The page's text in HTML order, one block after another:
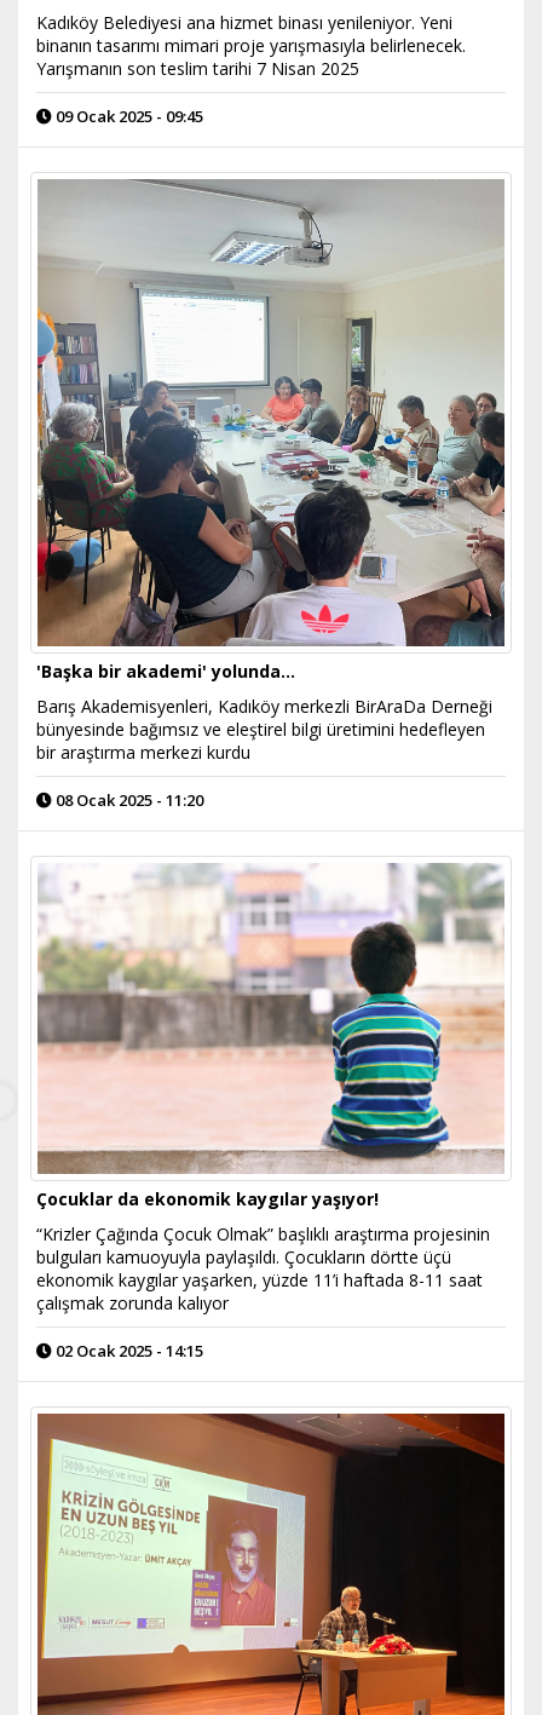
Kadıköy Belediyesi ana hizmet binası yenileniyor. Yeni
binanın tasarımı mimari proje yarışmasıyla belirlenecek.
Yarışmanın son teslim tarihi 7 Nisan 2025
09 Ocak 2025 - 09:45
'Başka bir akademi' yolunda...
Barış Akademisyenleri, Kadıköy merkezli BirAraDa Derneği
bünyesinde bağımsız ve eleştirel bilgi üretimini hedefleyen
bir araştırma merkezi kurdu
08 Ocak 2025 - 11:20
Çocuklar da ekonomik kaygılar yaşıyor!
“Krizler Çağında Çocuk Olmak” başlıklı araştırma projesinin
bulguları kamuoyuyla paylaşıldı. Çocukların dörtte üçü
ekonomik kaygılar yaşarken, yüzde 11’i haftada 8-11 saat
çalışmak zorunda kalıyor
02 Ocak 2025 - 14:15